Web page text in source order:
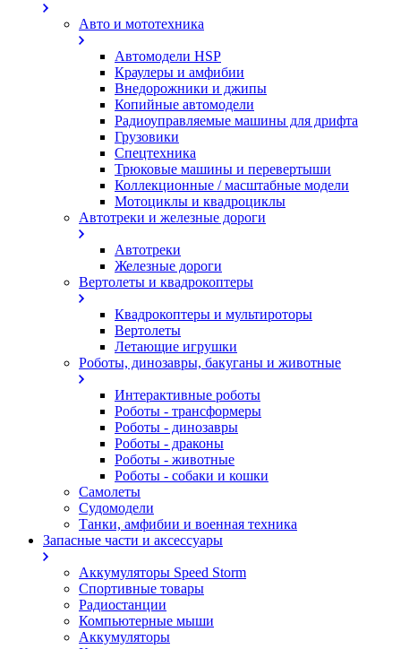
Авто и мототехника
Автомодели HSP
Краулеры и амфибии
Внедорожники и джипы
Копийные автомодели
Радиоуправляемые машины для дрифта
Грузовики
Спецтехника
Трюковые машины и перевертыши
Коллекционные / масштабные модели
Мотоциклы и квадроциклы
Автотреки и железные дороги
Автотреки
Железные дороги
Вертолеты и квадрокоптеры
Квадрокоптеры и мультироторы
Вертолеты
Летающие игрушки
Роботы, динозавры, бакуганы и животные
Интерактивные роботы
Роботы - трансформеры
Роботы - динозавры
Роботы - драконы
Роботы - животные
Роботы - собаки и кошки
Самолеты
Судомодели
Танки, амфибии и военная техника
Запасные части и аксессуары
Аккумуляторы Speed Storm
Спортивные товары
Радиостанции
Компьютерные мыши
Аккумуляторы